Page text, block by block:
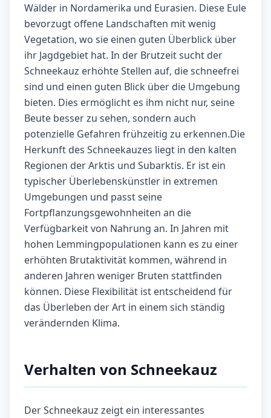
Wälder in Nordamerika und Eurasien. Diese Eule
bevorzugt offene Landschaften mit wenig
Vegetation, wo sie einen guten Überblick über
ihr Jagdgebiet hat. In der Brutzeit sucht der
Schneekauz erhöhte Stellen auf, die schneefrei
sind und einen guten Blick über die Umgebung
bieten. Dies ermöglicht es ihm nicht nur, seine
Beute besser zu sehen, sondern auch
potenzielle Gefahren frühzeitig zu erkennen.Die
Herkunft des Schneekauzes liegt in den kalten
Regionen der Arktis und Subarktis. Er ist ein
typischer Überlebenskünstler in extremen
Umgebungen und passt seine
Fortpflanzungsgewohnheiten an die
Verfügbarkeit von Nahrung an. In Jahren mit
hohen Lemmingpopulationen kann es zu einer
erhöhten Brutaktivität kommen, während in
anderen Jahren weniger Bruten stattfinden
können. Diese Flexibilität ist entscheidend für
das Überleben der Art in einem sich ständig
verändernden Klima.
Verhalten von Schneekauz
Der Schneekauz zeigt ein interessantes